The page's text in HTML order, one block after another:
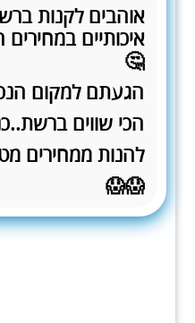
אוהבים לקנות
איכותיים
🤔
הגעתם למקום
הכי שווים
להנות ממחירים
😱😱